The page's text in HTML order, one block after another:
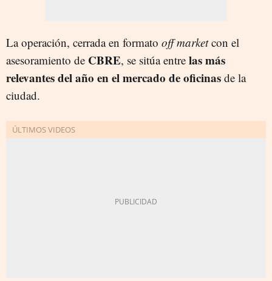
La operación, cerrada en formato off marketcon el
asesoramiento de CBRE, se sitúa entre las más
relevantes del año en el mercado de oficinas de la
ciudad.